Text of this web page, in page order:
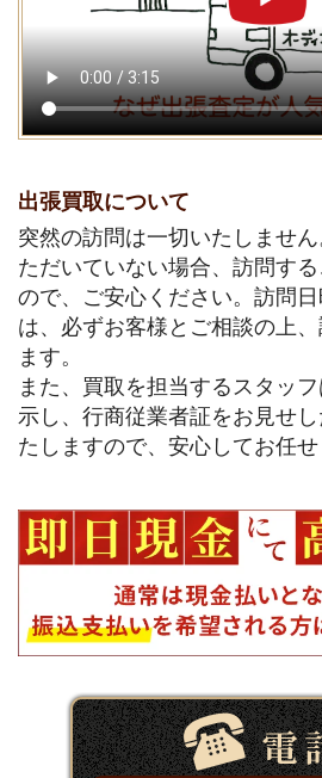
出張買取について
突然の訪問は一切いたしませ
ただいていない場合、訪問す
ので、ご安心ください。訪問
は、必ずお客様とご相談の上
ます。
また、買取を担当するスタッ
示し、行商従業者証をお見せ
たしますので、安心してお任せ